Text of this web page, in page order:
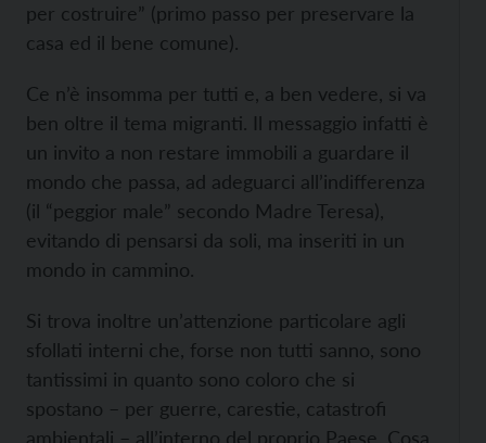
per costruire” (primo passo per preservare la
casa ed il bene comune).
Ce n’è insomma per tutti e, a ben vedere, si va
ben oltre il tema migranti. Il messaggio infatti è
un invito a non restare immobili a guardare il
mondo che passa, ad adeguarci all’indifferenza
(il “peggior male” secondo Madre Teresa),
evitando di pensarsi da soli, ma inseriti in un
mondo in cammino.
Si trova inoltre un’attenzione particolare agli
sfollati interni che, forse non tutti sanno, sono
tantissimi in quanto sono coloro che si
spostano – per guerre, carestie, catastrofi
ambientali – all’interno del proprio Paese. Cosa